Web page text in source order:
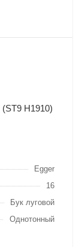
Н1910)
Egger
16
Бук луговой
Однотонный